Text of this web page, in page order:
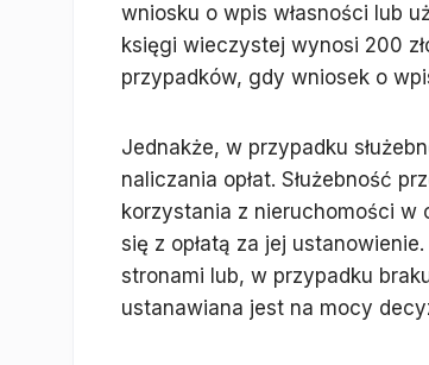
wniosku o wpis własności lub
księgi wieczystej wynosi 200
przypadków, gdy wniosek o
Jednakże, w przypadku
naliczania opłat. Służebność
korzystania z nieruchomości
się z opłatą za jej
stronami lub, w przypadku
ustanawiana jest na mocy